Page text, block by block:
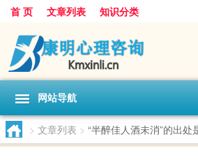
首 页 文章列表 知识分类
网站导航
> 文章列表 > “半醉佳人酒未消”的出处